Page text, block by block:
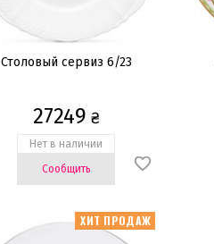
Столовый сервиз 6/23
27249 ₴
Нет в наличии
Сообщить
ХИТ ПРОДАЖ